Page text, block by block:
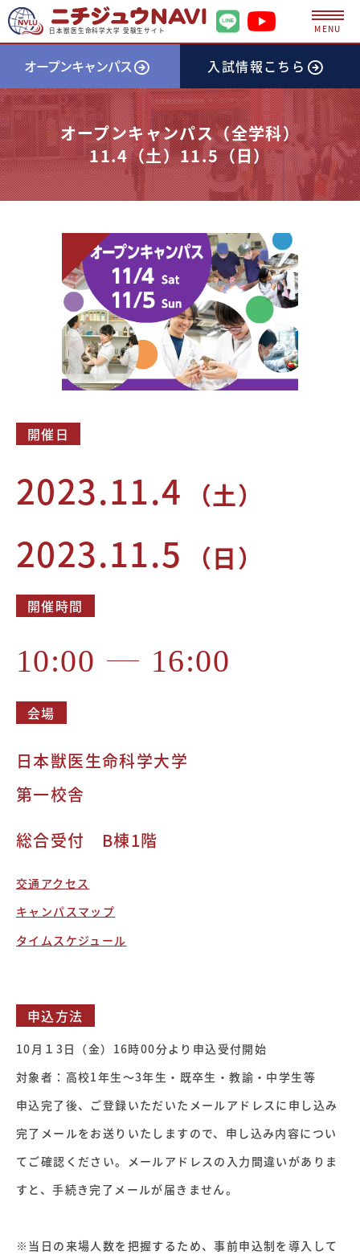
日本獣医生命科学大学 受験生サイト MENU
オープンキャンパス 入試情報こちら
オープンキャンパス（全学科）
11.4（土）11.5（日）
開催日
2023.11.4 （土）
2023.11.5 （日）
開催時間
10:00 16:00
会場
日本獣医生命科学大学
第一校舎
総合受付 B棟1階
交通アクセス
キャンパスマップ
タイムスケジュール
申込方法
10月１3日（金）16時00分より申込受付開始
対象者：高校1年生～3年生・既卒生・教諭・中学生等
申込完了後、ご登録いただいたメールアドレスに申し込み
完了メールをお送りいたしますので、申し込み内容につい
てご確認ください。メールアドレスの入力間違いがありま
すと、手続き完了メールが届きません。
※当日の来場人数を把握するため、事前申込制を導入して